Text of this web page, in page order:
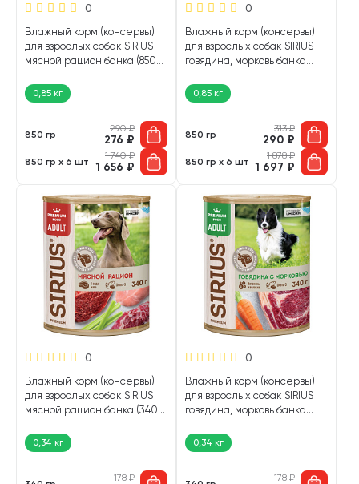
0
Влажный корм (консервы)
для взрослых собак SIRIUS
мясной рацион банка (850
0,85 кг
850 гр
290₽
276 ₽
850 гр х 6 шт
1 740₽
1 656 ₽
0
Влажный корм (консервы)
для взрослых собак SIRIUS
говядина, морковь банка
0,85 кг
850 гр
313₽
290 ₽
850 гр х 6 шт
1 878₽
1 697 ₽
0
Влажный корм (консервы)
для взрослых собак SIRIUS
мясной рацион банка (340
0,34 кг
178₽
0
Влажный корм (консервы)
для взрослых собак SIRIUS
говядина, морковь банка
0,34 кг
178₽